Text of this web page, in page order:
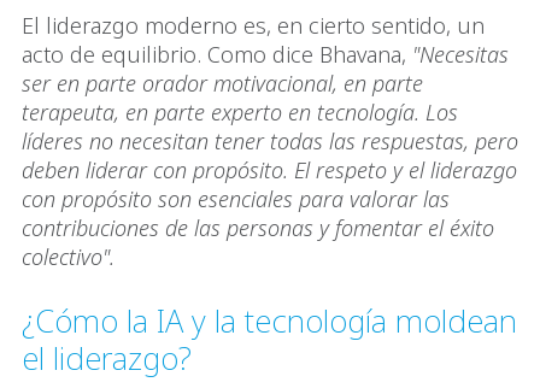
El liderazgo moderno es, en cierto sentido, un
acto de equilibrio. Como dice Bhavana, "Necesitas
ser en parte orador motivacional, en parte
terapeuta, en parte experto en tecnología. Los
líderes no necesitan tener todas las respuestas, pero
deben liderar con propósito. El respeto y el liderazgo
con propósito son esenciales para valorar las
contribuciones de las personas y fomentar el éxito
colectivo".
¿Cómo la IA y la tecnología moldean
el liderazgo?